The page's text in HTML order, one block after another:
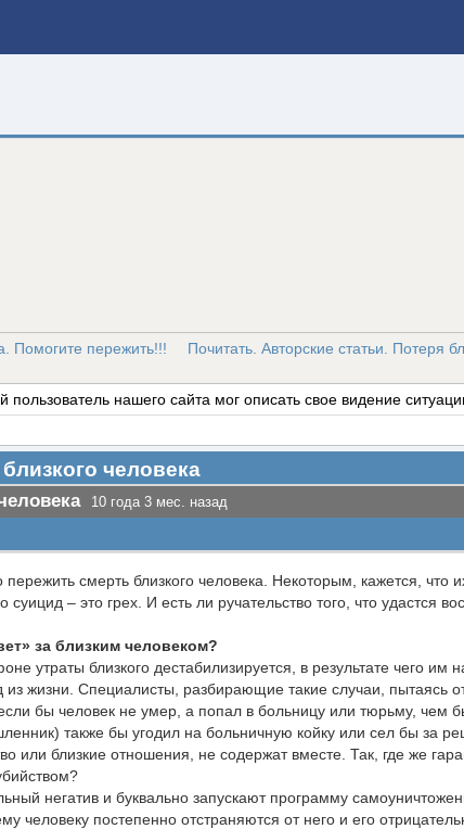
Помогите пережить!!! Почитать. Авторские статьи. Потеря
нашего сайта мог описать свое видение
человека
10 года 3 мес. назад
смерть близкого человека. Некоторым, кажется,
– это грех. И есть ли ручательство того, что удастся
за близким человеком?
утраты близкого дестабилизируется, в результате чего им
из жизни. Специалисты, разбирающие такие случаи, пытаясь
бы человек не умер, а попал в больницу или тюрьму, чем
также бы угодил на больничную койку или сел бы за
близкие отношения, не содержат вместе. Так, где же
негатив и буквально запускают программу
человеку постепенно отстраняются от него и его